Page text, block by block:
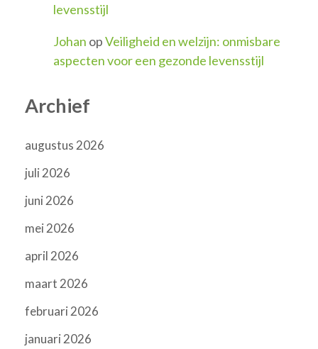
levensstijl
Johan opVeiligheid en welzijn: onmisbare
aspecten voor een gezonde levensstijl
Archief
augustus 2026
juli 2026
juni 2026
mei 2026
april 2026
maart 2026
februari 2026
januari 2026